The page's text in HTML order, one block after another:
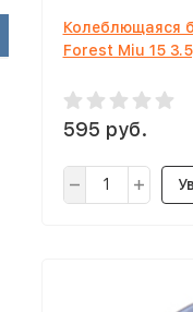
Колеблющаяся
Forest Miu 15
595 руб.